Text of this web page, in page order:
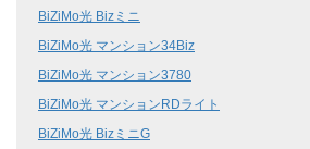
BiZiMo光 Bizミニ
BiZiMo光 マンション34Biz
BiZiMo光 マンション3780
BiZiMo光 マンションRDライト
BiZiMo光 BizミニG